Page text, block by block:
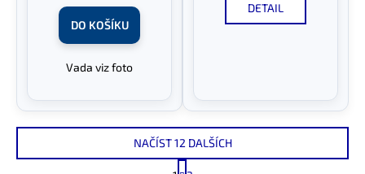
DO KOŠÍKU
Vada viz foto
DETAIL
NAČÍST 12 DALŠÍCH
S